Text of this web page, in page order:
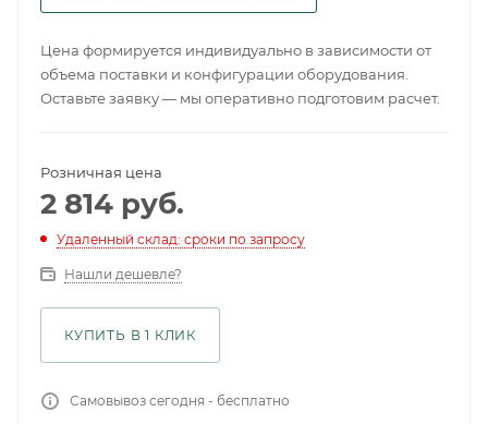
Цена формируется индивидуально в зависимости от
объема поставки и конфигурации оборудования.
Оставьте заявку — мы оперативно подготовим расчет.
Розничная цена
2 814 руб.
Удаленный склад: сроки по запросу
Нашли дешевле?
КУПИТЬ В 1 КЛИК
Самовывоз сегодня - бесплатно